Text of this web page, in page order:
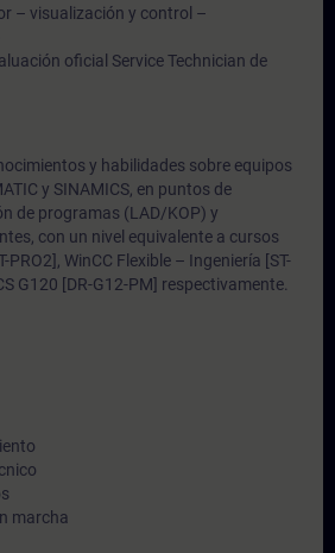
– visualización y control –
oficial Service Technician de
y habilidades sobre equipos
y SINAMICS, en puntos de
de programas (LAD/KOP) y
con un nivel equivalente a cursos
PRO2], WinCC Flexible – Ingeniería [ST-
G120 [DR-G12-PM] respectivamente.
marcha